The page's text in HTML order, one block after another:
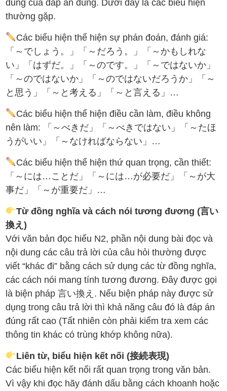
dung của đáp án đúng. Dưới đây là các biểu hiện
thường gặp.
Các biểu hiện thể hiện sự phán đoán, đánh giá:
「～でしょう。」「～だろう。」「～かもしれな
い」「はずだ。」「～のです。」「～ではないか」
「～のではないか」「～のではないだろうか」「～
と思う」「～と考える」「～と言える」…
Các biểu hiện thể hiện điều cần làm, điều không
nên làm: 「～べきだ」「～べきではない」「～たほ
うがいい」「～なければならない」…
Các biểu hiện thể hiện thứ quan trọng, cần thiết:
「～には…ことだ」「～には…が必要だ」「～が大
事だ」「～が重要だ」…
Từ đồng nghĩa và cách nói tương đương (言い
換え)
Với văn bản đọc hiểu N2, phần nội dung bài đọc và
nội dung các câu trả lời của câu hỏi thường được
viết “khác đi” bằng cách sử dụng các từ đồng nghĩa,
các cách nói mang tính tương đương. Đây được gọi
là biện pháp 言い換え. Nếu biện pháp này được sử
dụng trong câu trả lời thì khả năng câu đó là đáp án
đúng rất cao (Tất nhiên còn phải kiểm tra xem các
thông tin khác có trùng khớp không nữa).
Liên từ, biểu hiện kết nối (接続表現)
Các biểu hiện kết nối rất quan trọng trong văn bản.
Vì vậy khi đọc hãy đánh dấu bằng cách khoanh hoặc